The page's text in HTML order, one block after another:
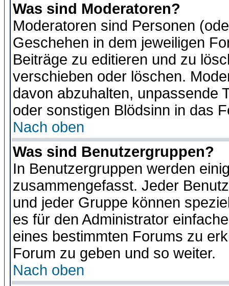
Was sind Moderatoren?
Moderatoren sind Personen
Geschehen in dem jeweiligen
Beiträge zu editieren und zu
verschieben oder löschen.
davon abzuhalten, unpassende
oder sonstigen Blödsinn in das
Nach oben
Was sind Benutzergruppen?
In Benutzergruppen werden
zusammengefasst. Jeder
und jeder Gruppe können
es für den Administrator
eines bestimmten Forums zu
Forum zu geben und so weiter.
Nach oben